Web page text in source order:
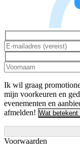
Ik wil graag
mijn voorkeuren en
evenementen en
afmelden! Wat betekent
Voorwaarden